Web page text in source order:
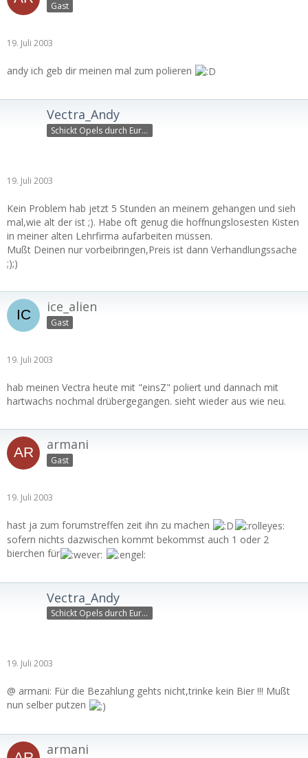
Gast
19. Juli 2003
andy ich geb dir meinen mal zum polieren
Vectra_Andy
Schickt Opels durch Europ
19. Juli 2003
Kein Problem hab jetzt 5 Stunden an meinem gehangen und sieh
mal,wie alt der ist ;). Habe oft genug die hoffnungslosesten Kisten
in meiner alten Lehrfirma aufarbeiten müssen.
Mußt Deinen nur vorbeibringen,Preis ist dann Verhandlungssache
;);)
ice_alien
Gast
19. Juli 2003
hab meinen Vectra heute mit "einsZ" poliert und dannach mit
hartwachs nochmal drübergegangen. sieht wieder aus wie neu.
armani
Gast
19. Juli 2003
hast ja zum forumstreffen zeit ihn zu machen
sofern nichts dazwischen kommt bekommst auch 1 oder 2
bierchen für
Vectra_Andy
Schickt Opels durch Europ
19. Juli 2003
@ armani: Für die Bezahlung gehts nicht,trinke kein Bier !!! Mußt
nun selber putzen
armani